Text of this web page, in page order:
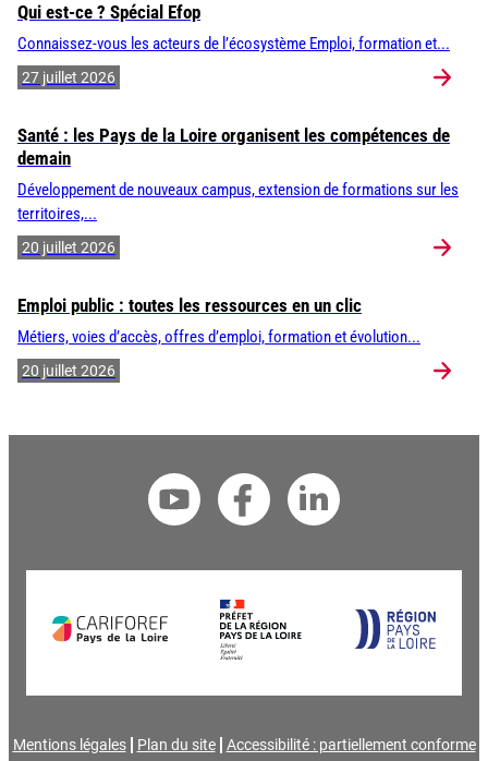
Qui est-ce ? Spécial Efop
Connaissez-vous les acteurs de l’écosystème Emploi, formation et...
27 juillet 2026
Santé : les Pays de la Loire organisent les compétences de
demain
Développement de nouveaux campus, extension de formations sur les
territoires,...
20 juillet 2026
Emploi public : toutes les ressources en un clic
Métiers, voies d’accès, offres d’emploi, formation et évolution...
20 juillet 2026
Mentions légales Plan du site Accessibilité : partiellement conforme